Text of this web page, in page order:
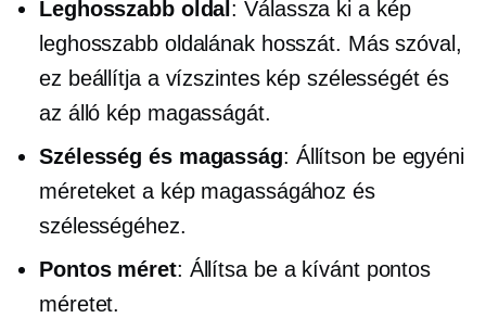
Leghosszabb oldal : Válassza ki a kép
leghosszabb oldalának hosszát. Más szóval,
ez beállítja a vízszintes kép szélességét és
az álló kép magasságát.
Szélesség és magasság: Állítson be egyéni
méreteket a kép magasságához és
szélességéhez.
Pontos méret: Állítsa be a kívánt pontos
méretet.